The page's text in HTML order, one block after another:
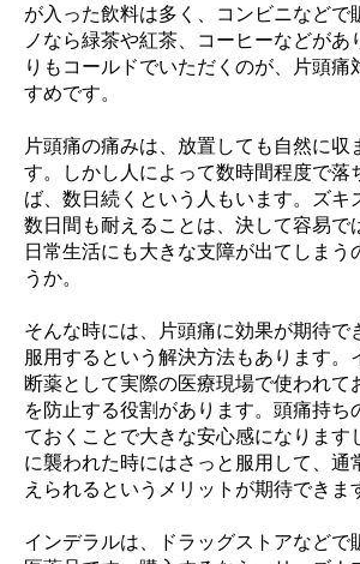
が入った飲料は多く、コンビニなどで
ノなら緑茶や紅茶、コーヒーなどがあ
りもコールドでいただくのが、片頭痛
すめです。
片頭痛の痛みは、放置しても自然に収
す。しかし人によって数時間程度で落
ば、数日続くという人もいます。ズキ
数日間も耐えることは、決して容易で
日常生活にも大きな支障が出てしまう
うか。
そんな時には、片頭痛に効果が期待で
服用するという解決方法もあります。
断薬として実際の医療現場で使われて
を防止する役割があります。頭痛持ち
ておくことで大きな安心感になります
に襲われた時にはさっと服用して、通
えられるというメリットが期待できま
インデラルは、ドラッグストアなどで